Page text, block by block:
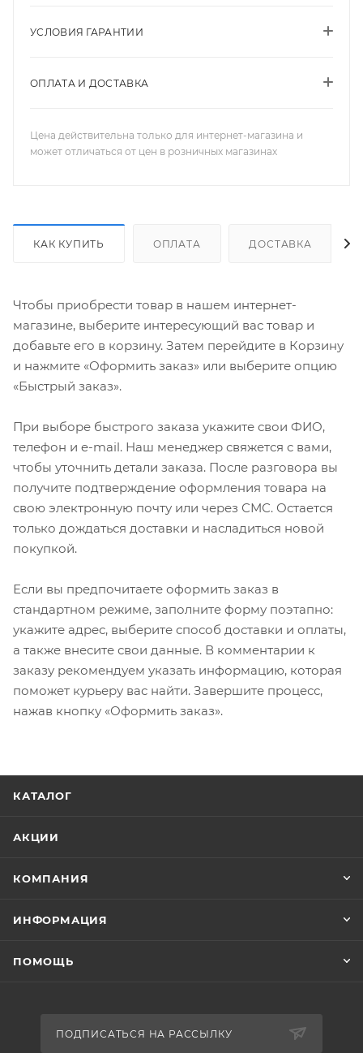
УСЛОВИЯ ГАРАНТИИ
ОПЛАТА И ДОСТАВКА
Цена действительна только для интернет-магазина и
может отличаться от цен в розничных магазинах
КАК КУПИТЬ ОПЛАТА ДОСТАВКА
Чтобы приобрести товар в нашем интернет-
магазине, выберите интересующий вас товар и
добавьте его в корзину. Затем перейдите в Корзину
и нажмите «Оформить заказ» или выберите опцию
«Быстрый заказ».
При выборе быстрого заказа укажите свои ФИО,
телефон и e-mail. Наш менеджер свяжется с вами,
чтобы уточнить детали заказа. После разговора вы
получите подтверждение оформления товара на
свою электронную почту или через СМС. Остается
только дождаться доставки и насладиться новой
покупкой.
Если вы предпочитаете оформить заказ в
стандартном режиме, заполните форму поэтапно:
укажите адрес, выберите способ доставки и оплаты,
а также внесите свои данные. В комментарии к
заказу рекомендуем указать информацию, которая
поможет курьеру вас найти. Завершите процесс,
нажав кнопку «Оформить заказ».
КАТАЛОГ
АКЦИИ
КОМПАНИЯ
ИНФОРМАЦИЯ
ПОМОЩЬ
ПОДПИСАТЬСЯ НА РАССЫЛКУ